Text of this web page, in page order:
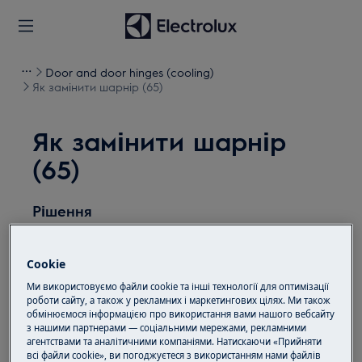
Door and door hinges (cooling)
Як замінити шарнір (65)
Як замінити шарнір
(65)
Рішення
обслуговування вимкніть прилад і від'єднайте
штепсельну вилку відрозетки.
Завжди будьте обережні, пересуваючи
прилади, для важких приладів потрібно
пересувати їх двоє людей.
Cookie
Ми використовуємо файли cookie та інші технології для оптимізації
роботи сайту, а також у рекламних і маркетингових цілях. Ми також
обмінюємося інформацією про використання вами нашого вебсайту
з нашими партнерами — соціальними мережами, рекламними
агентствами та аналітичними компаніями. Натискаючи «Прийняти
всі файли cookie», ви погоджуєтеся з використанням нами файлів